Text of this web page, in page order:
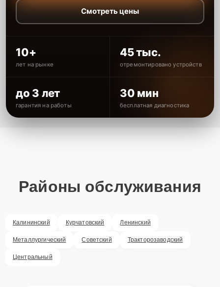
Смотреть цены
10+
лет на рынке
45 тыс.
отремонтировано устройств
до 3 лет
гарантия на работы
30 мин
бесплатная диагностика
Районы обслуживания
Калининский Курчатовский Ленинский
Металлургический Советский Тракторозаводский
Центральный